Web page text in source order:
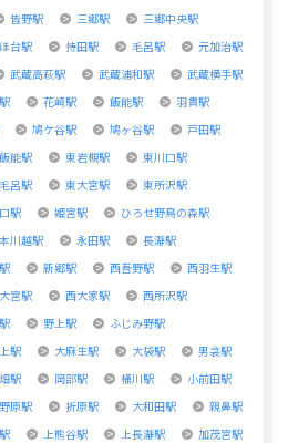
皆野駅 三郷駅
三郷中央駅
台駅 持田駅 毛呂駅
元加治駅
武蔵高萩駅 武蔵浦和駅
武蔵横手駅
花崎駅 飯能駅
羽貫駅
鳩ケ谷駅 鳩ヶ谷駅
戸田駅
能駅 東岩槻駅
東川口駅
呂駅 東大宮駅
東所沢駅
駅 姫宮駅
ひろせ野鳥の森駅
本川越駅 永田駅
長瀞駅
新郷駅 西吾野駅
西羽生駅
宮駅 西大家駅
西所沢駅
野上駅
ふじみ野駅
駅 大麻生駅 大袋駅
男衾駅
駅 岡部駅 桶川駅
小前田駅
原駅 折原駅 大和田駅
親鼻駅
上熊谷駅 上長瀞駅
加茂宮駅